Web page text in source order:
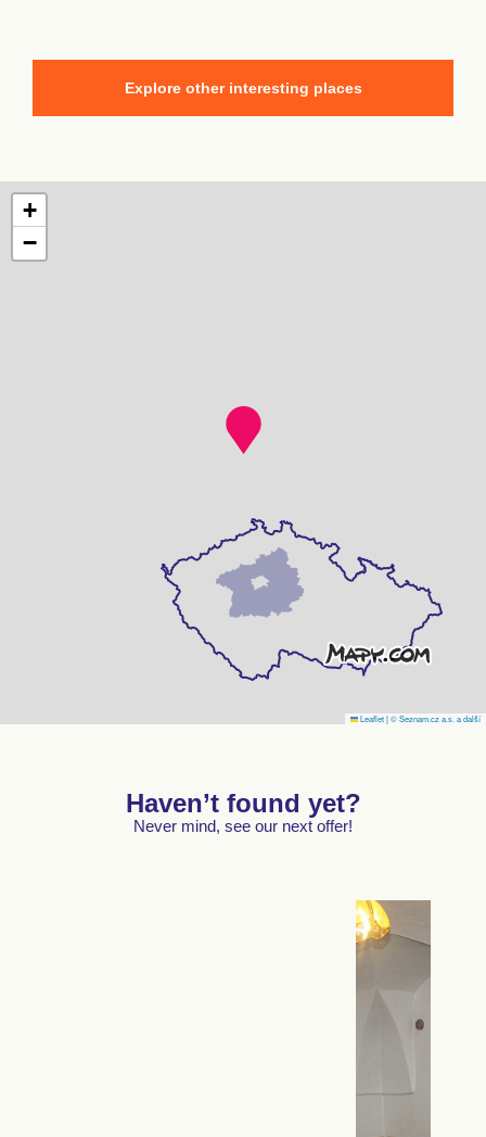
Explore other interesting places
+
−
Leaflet|© Seznam.cz a.s. a další
Haven’t found yet?
Never mind, see our next offer!